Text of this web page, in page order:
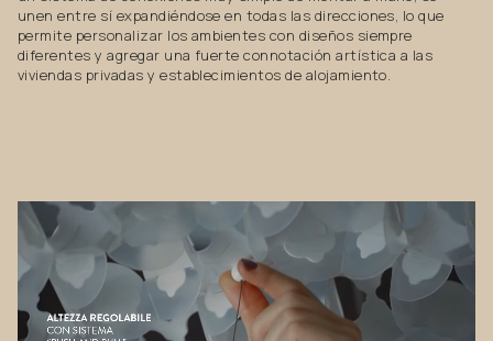
unen entre sí expandiéndose en todas las direcciones, lo que
permite personalizar los ambientes con diseños siempre
diferentes y agregar una fuerte connotación artística a las
viviendas privadas y establecimientos de alojamiento.